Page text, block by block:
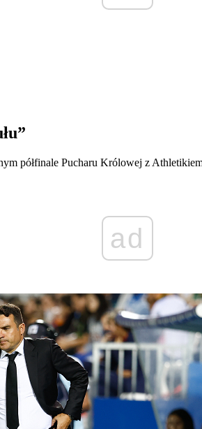
półfinale Pucharu Królowej z
ad